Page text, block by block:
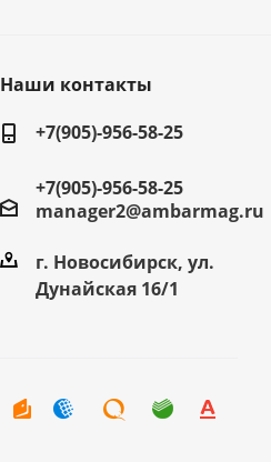
Наши контакты
+7(905)-956-58-25
+7(905)-956-58-25
manager2@ambarmag.ru
г. Новосибирск, ул.
Дунайская 16/1